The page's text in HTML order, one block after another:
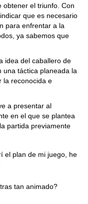
obtener el triunfo. Con
que es necesario
para enfrentar a la
ya sabemos que
idea del caballero de
táctica planeada la
la reconocida e
a presentar al
en el que se plantea
partida previamente
el plan de mi juego, he
tan animado?